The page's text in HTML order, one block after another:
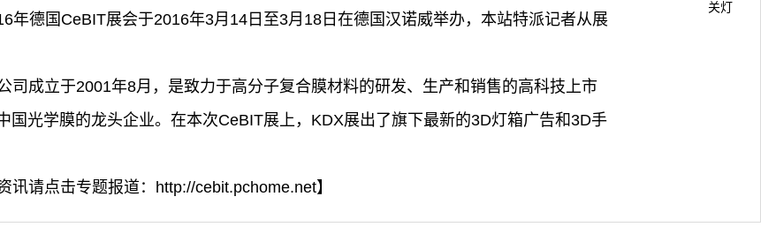
关灯
年德国CeBIT展会于2016年3月14日至3月18日在德国汉诺威举办，本站特派记者从展
司成立于2001年8月，是致力于高分子复合膜材料的研发、生产和销售的高科技上市
国光学膜的龙头企业。在本次CeBIT展上，KDX展出了旗下最新的3D灯箱广告和3D手
讯请点击专题报道：http://cebit.pchome.net】